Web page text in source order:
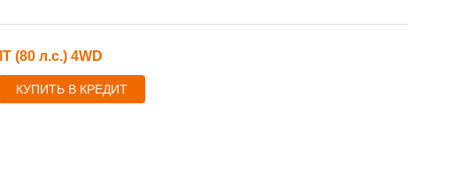
(80 л.с.) 4WD
КУПИТЬ В КРЕДИТ